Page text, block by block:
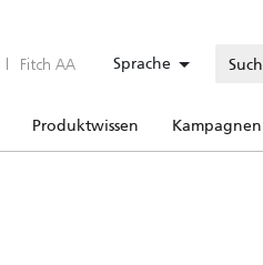
| Fitch AA Sprache
Produktwissen Kampagnen